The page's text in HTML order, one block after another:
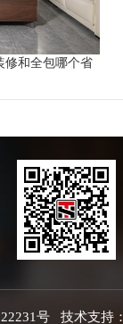
修和全包哪个省
号技术支持：